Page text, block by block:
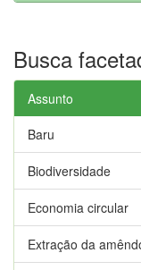
Busca
Assunto
Baru
Biodiversidade
Economia circular
Extração da